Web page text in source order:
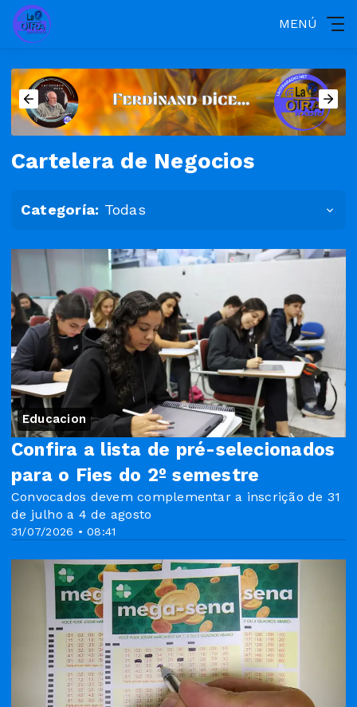
MENÚ
Cartelera de Negocios
Categoría: Todas
Educacion
31/07/2026 • 08:41
Confira a lista de pré-selecionados
para o Fies do 2º semestre
Convocados devem complementar a inscrição de 31
de julho a 4 de agosto